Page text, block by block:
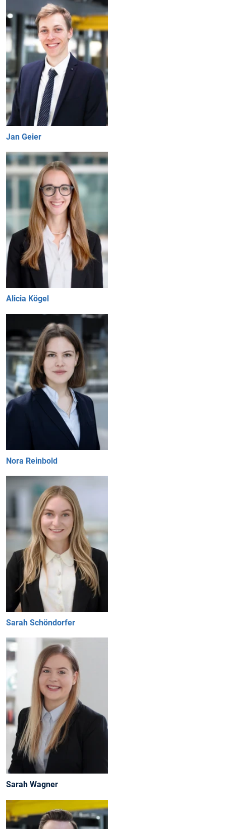
Jan Geier
Alicia Kögel
Nora Reinbold
Sarah Schöndorfer
Sarah Wagner